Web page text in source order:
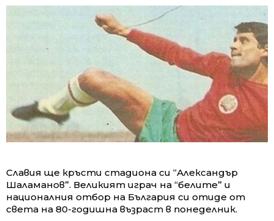
Славия ще кръсти стадиона си “Александър
Шаламанов”. Великият играч на “белите” и
националния отбор на България си отиде от
света на 80-годишна възраст в понеделник.